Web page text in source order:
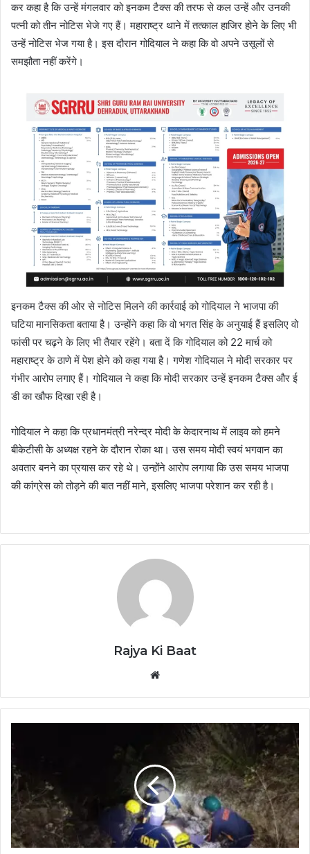
कर कहा है कि उन्हें मंगलवार को इनकम टैक्स की तरफ से कल उन्हें और उनकी
पत्नी को तीन नोटिस भेजे गए हैं। महाराष्ट्र थाने में तत्काल हाजिर होने के लिए भी
उन्हें नोटिस भेज गया है। इस दौरान गोदियाल ने कहा कि वो अपने उसूलों से
समझौता नहीं करेंगे।
इनकम टैक्स की ओर से नोटिस मिलने की कार्रवाई को गोदियाल ने भाजपा की
घटिया मानसिकता बताया है। उन्होंने कहा कि वो भगत सिंह के अनुयाई हैं इसलिए वो
फांसी पर चढ़ने के लिए भी तैयार रहेंगे। बता दें कि गोदियाल को 22 मार्च को
महाराष्ट्र के ठाणे में पेश होने को कहा गया है। गणेश गोदियाल ने मोदी सरकार पर
गंभीर आरोप लगाए हैं। गोदियाल ने कहा कि मोदी सरकार उन्हें इनकम टैक्स और ई
डी का खौफ दिखा रही है।
गोदियाल ने कहा कि प्रधानमंत्री नरेन्द्र मोदी के केदारनाथ में लाइव को हमने
बीकेटीसी के अध्यक्ष रहने के दौरान रोका था। उस समय मोदी स्वयं भगवान का
अवतार बनने का प्रयास कर रहे थे। उन्होंने आरोप लगाया कि उस समय भाजपा
की कांग्रेस को तोड़ने की बात नहीं माने, इसलिए भाजपा परेशान कर रही है।
Rajya Ki Baat